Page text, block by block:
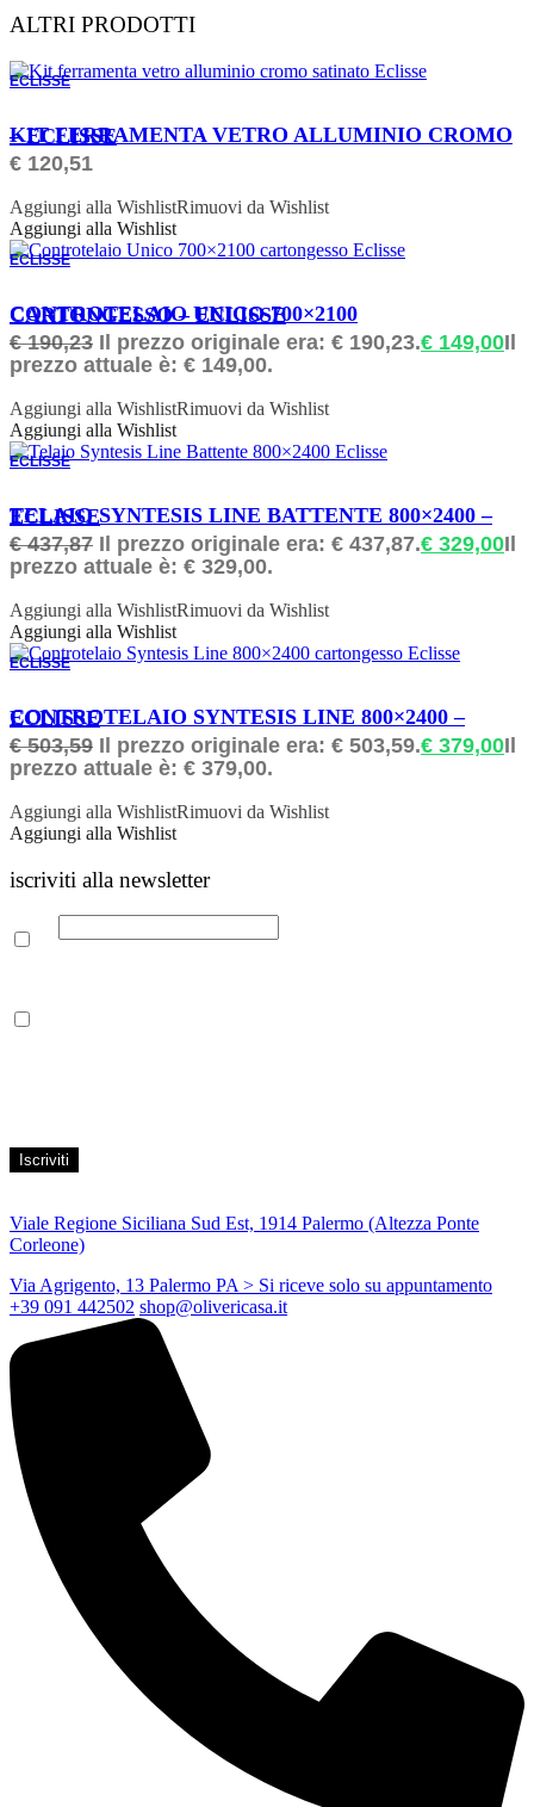
ALTRI PRODOTTI
ECLISSE
ORDINABILE
KIT FERRAMENTA VETRO ALLUMINIO CROMO – ECLISSE
€ 120,51
Aggiungi alla WishlistRimuovi da Wishlist
Aggiungi alla Wishlist
ECLISSE
ORDINABILE
CONTROTELAIO UNICO 700×2100 CARTONGESSO – ECLISSE
€190,23 Il prezzo originale era: € 190,23.€ 149,00Il
prezzo attuale è: € 149,00.
Aggiungi alla WishlistRimuovi da Wishlist
Aggiungi alla Wishlist
ECLISSE
ORDINABILE
TELAIO SYNTESIS LINE BATTENTE 800×2400 – ECLISSE
€437,87 Il prezzo originale era: € 437,87.€ 329,00Il
prezzo attuale è: € 329,00.
Aggiungi alla WishlistRimuovi da Wishlist
Aggiungi alla Wishlist
ECLISSE
ORDINABILE
CONTROTELAIO SYNTESIS LINE 800×2400 – ECLISSE
€503,59 Il prezzo originale era: € 503,59.€ 379,00Il
prezzo attuale è: € 379,00.
Aggiungi alla WishlistRimuovi da Wishlist
Aggiungi alla Wishlist
iscriviti alla newsletter
Viale Regione Siciliana Sud Est, 1914 Palermo (Altezza Ponte
Corleone)
Via Agrigento, 13 Palermo PA > Si riceve solo su appuntamento
+39 091 442502 shop@olivericasa.it